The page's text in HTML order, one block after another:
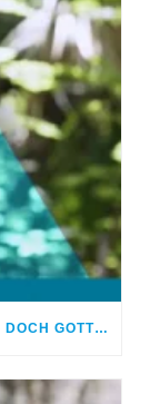
MISSHANDELT UND VERNACHLÄSSIGT – DOCH GOTT HEILTE MEINE WUNDEN